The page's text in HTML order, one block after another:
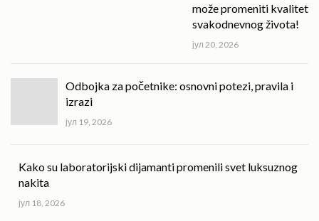
može promeniti kvalitet
svakodnevnog života!
јул 20, 2026
Odbojka za početnike: osnovni potezi, pravila i
izrazi
јул 19, 2026
Kako su laboratorijski dijamanti promenili svet luksuznog
nakita
јул 18, 2026